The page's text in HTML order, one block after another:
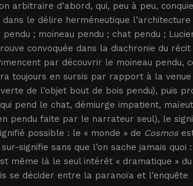
arbitraire d’abord, qui, peu à peu,
le délire herméneutique l’architecture
; moineau pendu ; chat pendu ;
convoquée dans la diachronie du récit
par découvrir le moineau pendu,
toujours en sursis par rapport à la venue
de l’objet bout de bois pendu), puis
pend le chat, démiurge impatient,
pendu faite par le narrateur seul), le
possible : le « monde » de Cosmos
signifie sans que l’on sache jamais quoi
même là le seul intérêt « dramatique »
se décider entre la paranoïa et l’enquête